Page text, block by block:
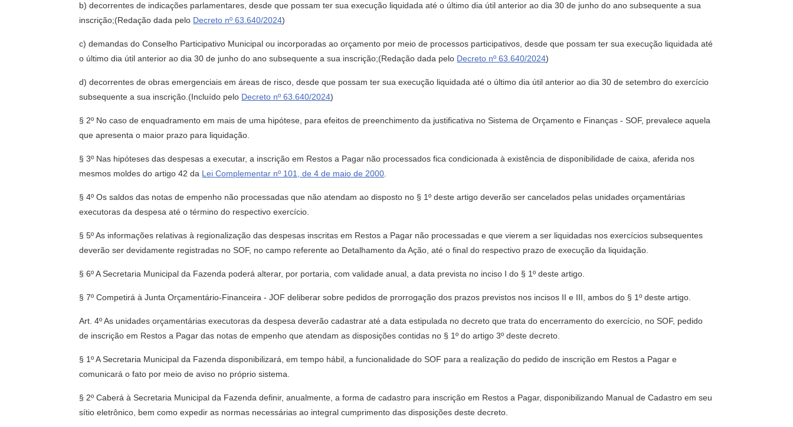
b) decorrentes de indicações parlamentares, desde que possam ter sua execução liquidada até o último dia útil anterior ao dia 30 de junho do ano subsequente a sua
inscrição;(Redação dada pelo Decreto nº 63.640/2024)
c) demandas do Conselho Participativo Municipal ou incorporadas ao orçamento por meio de processos participativos, desde que possam ter sua execução liquidada até
o último dia útil anterior ao dia 30 de junho do ano subsequente a sua inscrição;(Redação dada pelo Decreto nº 63.640/2024)
d) decorrentes de obras emergenciais em áreas de risco, desde que possam ter sua execução liquidada até o último dia útil anterior ao dia 30 de setembro do exercício
subsequente a sua inscrição.(Incluído pelo Decreto nº 63.640/2024)
§ 2º No caso de enquadramento em mais de uma hipótese, para efeitos de preenchimento da justificativa no Sistema de Orçamento e Finanças - SOF, prevalece aquela
que apresenta o maior prazo para liquidação.
§ 3º Nas hipóteses das despesas a executar, a inscrição em Restos a Pagar não processados fica condicionada à existência de disponibilidade de caixa, aferida nos
mesmos moldes do artigo 42 da Lei Complementar nº 101, de 4 de maio de 2000
§ 4º Os saldos das notas de empenho não processadas que não atendam ao disposto no § 1º deste artigo deverão ser cancelados pelas unidades orçamentárias
executoras da despesa até o término do respectivo exercício.
§ 5º As informações relativas à regionalização das despesas inscritas em Restos a Pagar não processadas e que vierem a ser liquidadas nos exercícios subsequentes
deverão ser devidamente registradas no SOF, no campo referente ao Detalhamento da Ação, até o final do respectivo prazo de execução da liquidação.
§ 6º A Secretaria Municipal da Fazenda poderá alterar, por portaria, com validade anual, a data prevista no inciso I do § 1º deste artigo.
§ 7º Competirá à Junta Orçamentário-Financeira - JOF deliberar sobre pedidos de prorrogação dos prazos previstos nos incisos II e III, ambos do § 1º deste artigo.
Art. 4º As unidades orçamentárias executoras da despesa deverão cadastrar até a data estipulada no decreto que trata do encerramento do exercício, no SOF, pedido
de inscrição em Restos a Pagar das notas de empenho que atendam as disposições contidas no § 1º do artigo 3º deste decreto.
§ 1º A Secretaria Municipal da Fazenda disponibilizará, em tempo hábil, a funcionalidade do SOF para a realização do pedido de inscrição em Restos a Pagar e
comunicará o fato por meio de aviso no próprio sistema.
§ 2º Caberá à Secretaria Municipal da Fazenda definir, anualmente, a forma de cadastro para inscrição em Restos a Pagar, disponibilizando Manual de Cadastro em seu
sítio eletrônico, bem como expedir as normas necessárias ao integral cumprimento das disposições deste decreto.